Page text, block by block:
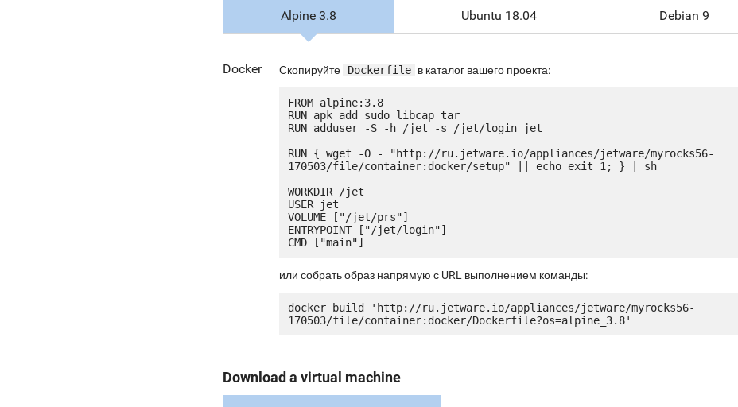
Alpine 3.8 Ubuntu 18.04 Debian 9
Docker Скопируйте Dockerfile в каталог вашего проекта:
FROM alpine:3.8
RUN apk add sudo libcap tar
RUN adduser -S -h /jet -s /jet/login jet
RUN { wget -O - "http://ru.jetware.io/appliances/jetware/myrocks56-
170503/file/container:docker/setup" || echo exit 1; } | sh
WORKDIR /jet
USER jet
VOLUME ["/jet/prs"]
ENTRYPOINT ["/jet/login"]
или собрать образ напрямую с URL выполнением команды:
docker build 'http://ru.jetware.io/appliances/jetware/myrocks56-
Download a virtual machine